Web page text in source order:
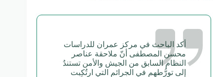
أكد الباحث في مركز عمران للدراسات
محسن المصطفى أنّ ملاحقة عناصر
النظام السابق من الجيش والأمن تستندُ
إلى تورُّطهم في الجرائم التي ارتُكِبت